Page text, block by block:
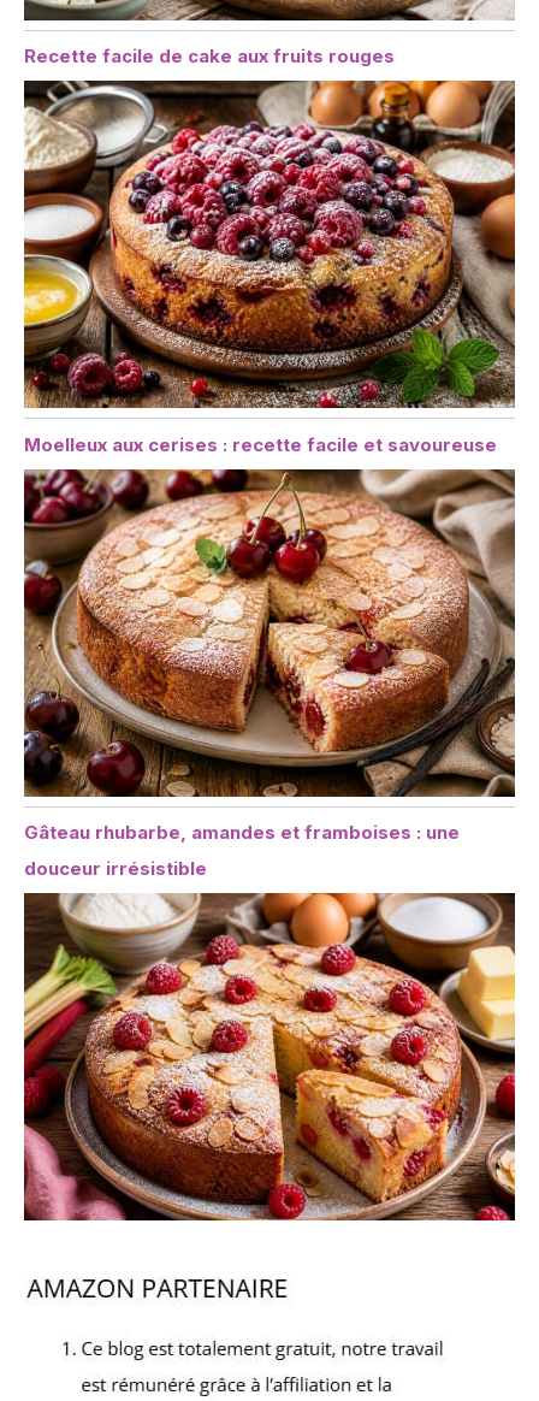
Recette facile de cake aux fruits rouges
Moelleux aux cerises : recette facile et savoureuse
Gâteau rhubarbe, amandes et framboises : une
douceur irrésistible